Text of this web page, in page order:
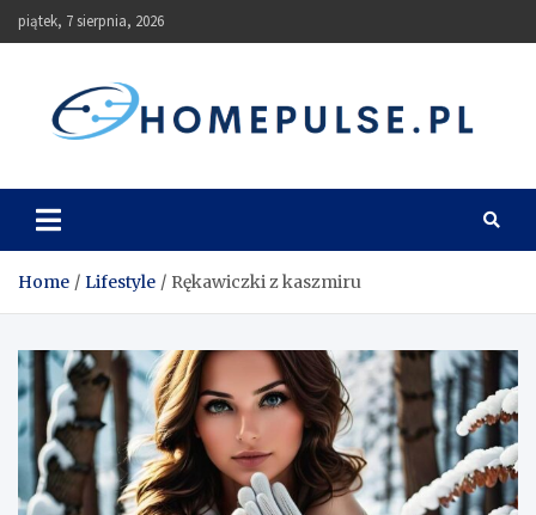
Skip
to
piątek, 7 sierpnia, 2026
homepulse.pl
Home Lifestyle Rękawiczki z kaszmiru